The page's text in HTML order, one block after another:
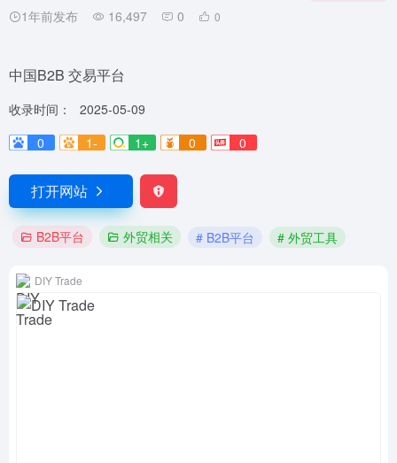
1年前发布 16,497 0 0
中国B2B 交易平台
收录时间：
2025-05-09
0
1- 1+ 0 0
打开网站
B2B平台 外贸相关 # B2B平台 # 外贸工具
DIY Trade